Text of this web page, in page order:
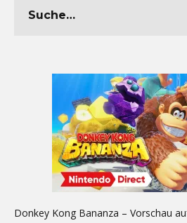
Donkey Kong Bananza – Vorschau